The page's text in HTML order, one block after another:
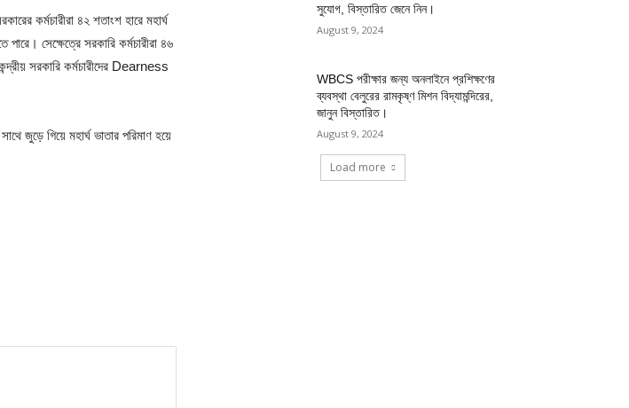
কর্মচারীরা ৪২ শতাংশ হারে মহার্ঘ
সেক্ষেত্রে সরকারি কর্মচারীরা ৪৬
সরকারি কর্মচারীদের Dearness
জুড়ে গিয়ে মহার্ঘ ভাতার পরিমাণ হয়ে
সুযোগ, বিস্তারিত জেনে নিন।
August 9, 2024
WBCS পরীক্ষার জন্য অনলাইনে প্রশিক্ষণের
ব্যবস্থা বেলুরের রামকৃষ্ণ মিশন বিদ্যামন্দিরের,
জানুন বিস্তারিত।
August 9, 2024
Load more